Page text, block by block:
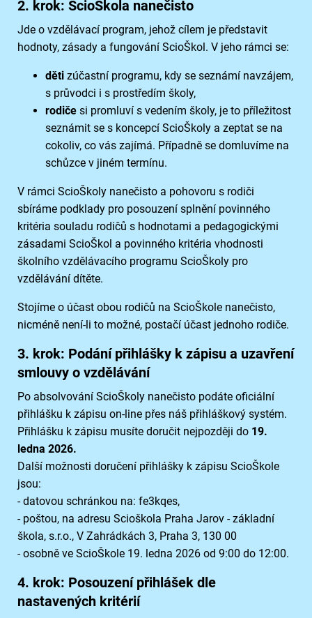
2. krok: ScioŠkola nanečisto
Jde o vzdělávací program, jehož cílem je představit
hodnoty, zásady a fungování ScioŠkol. V jeho rámci se:
děti zúčastní programu, kdy se seznámí navzájem,
s průvodci i s prostředím školy,
rodiče si promluví s vedením školy, je to příležitost
seznámit se s koncepcí ScioŠkoly a zeptat se na
cokoliv, co vás zajímá. Případně se domluvíme na
schůzce v jiném termínu.
V rámci ScioŠkoly nanečisto a pohovoru s rodiči
sbíráme podklady pro posouzení splnění povinného
kritéria souladu rodičů s hodnotami a pedagogickými
zásadami ScioŠkol a povinného kritéria vhodnosti
školního vzdělávacího programu ScioŠkoly pro
vzdělávání dítěte.
Stojíme o účast obou rodičů na ScioŠkole nanečisto,
nicméně není-li to možné, postačí účast jednoho rodiče.
3. krok: Podání přihlášky k zápisu a uzavření
smlouvy o vzdělávání
Po absolvování ScioŠkoly nanečisto podáte oficiální
přihlášku k zápisu on-line přes náš přihláškový systém.
Přihlášku k zápisu musíte doručit nejpozději do 19.
ledna 2026.
Další možnosti doručení přihlášky k zápisu ScioŠkole
jsou:
- datovou schránkou na: fe3kqes,
- poštou, na adresu Scioškola Praha Jarov - základní
škola, s.r.o., V Zahrádkách 3, Praha 3, 130 00
- osobně ve ScioŠkole 19. ledna 2026 od 9:00 do 12:00.
4. krok: Posouzení přihlášek dle
nastavených kritérií